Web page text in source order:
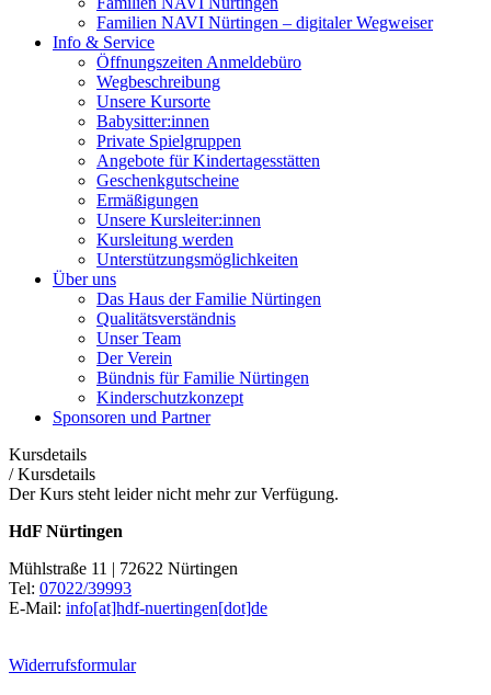
Familien NAVI Nürtingen – digitaler Wegweiser
Info & Service
Öffnungszeiten Anmeldebüro
Wegbeschreibung
Unsere Kursorte
Babysitter:innen
Private Spielgruppen
Angebote für Kindertagesstätten
Geschenkgutscheine
Ermäßigungen
Unsere Kursleiter:innen
Kursleitung werden
Unterstützungsmöglichkeiten
Über uns
Das Haus der Familie Nürtingen
Qualitätsverständnis
Unser Team
Der Verein
Bündnis für Familie Nürtingen
Kinderschutzkonzept
Sponsoren und Partner
Kursdetails
/Kursdetails
Der Kurs steht leider nicht mehr zur Verfügung.
HdF Nürtingen
Mühlstraße 11 | 72622 Nürtingen
Tel: 07022/39993
E-Mail: info[at]hdf-nuertingen[dot]de
Widerrufsformular